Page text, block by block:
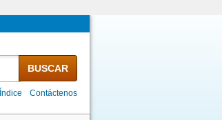
BUSCAR
Índice Contáctenos